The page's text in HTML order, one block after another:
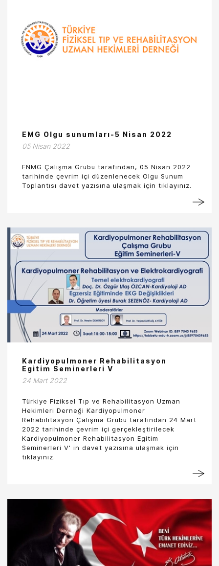
EMG Olgu sunumları-5 Nisan 2022
05 Nisan 2022
ENMG Çalışma Grubu tarafından, 05 Nisan 2022
tarihinde çevrim içi düzenlenecek Olgu Sunum
Toplantısı davet yazısına ulaşmak için tıklayınız.
Kardiyopulmoner Rehabilitasyon
Egitim Seminerleri V
24 Mart 2022
Türkiye Fiziksel Tıp ve Rehabilitasyon Uzman
Hekimleri Derneği Kardiyopulmoner
Rehabilitasyon Çalışma Grubu tarafından 24 Mart
2022 tarihinde çevrim içi gerçekleştirilecek
Kardiyopulmoner Rehabilitasyon Egitim
Seminerleri V' in davet yazısına ulaşmak için
tıklayınız.